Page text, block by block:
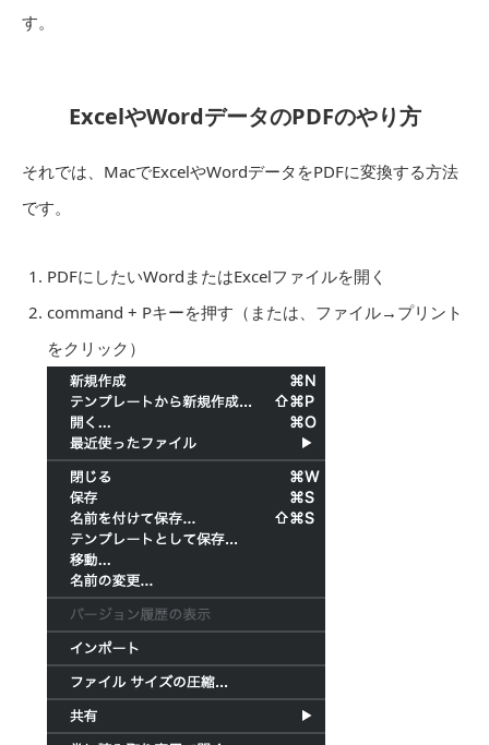
す。
ExcelやWordデータのPDFのやり方
それでは、MacでExcelやWordデータをPDFに変換する方法
です。
PDFにしたいWordまたはExcelファイルを開く
command + Pキーを押す（または、ファイル→プリント
をクリック）